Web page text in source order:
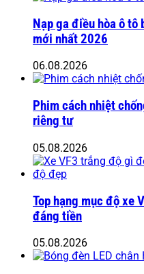
Nạp ga điều hòa ô tô
mới nhất 2026
06.08.2026
Phim cách nhiệt
riêng tư
05.08.2026
Top hạng mục độ xe
đáng tiền
05.08.2026